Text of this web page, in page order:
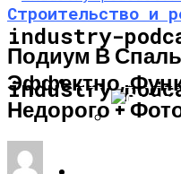
industry-
industry-
Строительство и
Подиум В
Эффектно,
Недорого +